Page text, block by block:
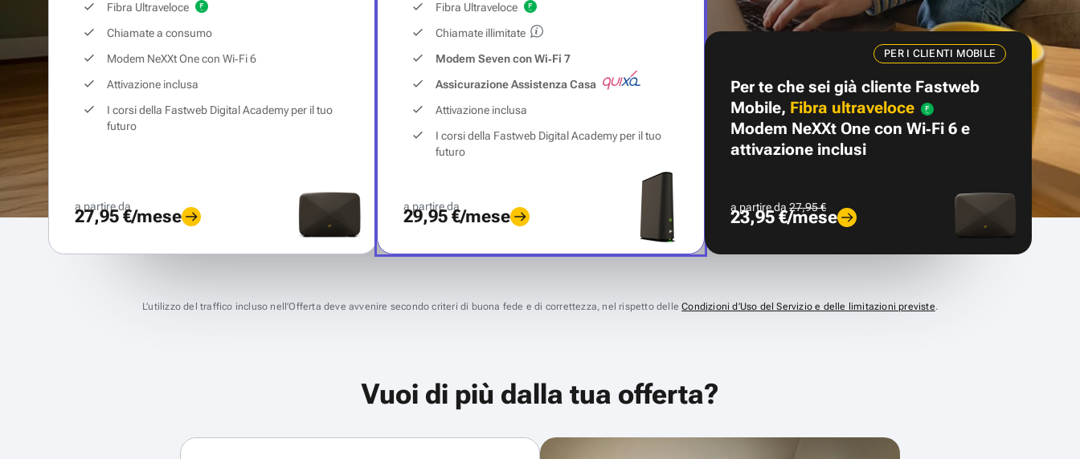
Fibra Ultraveloce
Chiamate a consumo
Modem NeXXt One con Wi‑Fi 6
Attivazione inclusa
I corsi della Fastweb Digital Academy per il tuo
futuro
a partire da
27,95 €/mese
Fibra Ultraveloce
Chiamate illimitate
Modem Seven con Wi‑Fi 7
Assicurazione Assistenza Casa
Attivazione inclusa
I corsi della Fastweb Digital Academy per il tuo
futuro
a partire da
29,95 €/mese
PER I CLIENTI MOBILE
Per te che sei già cliente Fastweb
Mobile, Fibra ultraveloce
Modem NeXXt One con Wi‑Fi 6 e
attivazione inclusi
a partire da27,95 €
23,95 €/mese
L’utilizzo del traffico incluso nell’Offerta deve avvenire secondo criteri di buona fede e di correttezza, nel rispetto delleCondizioni d’Uso del Servizio e delle limitazioni previste.
Vuoi di più dalla tua offerta?